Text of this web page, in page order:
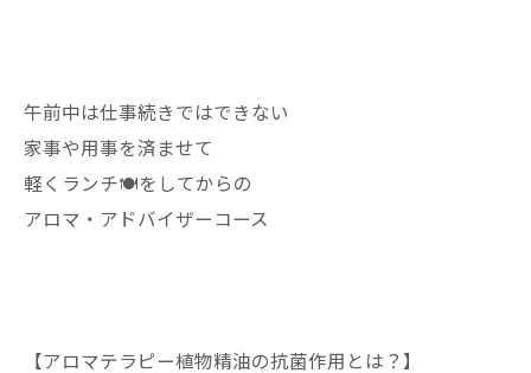
午前中は仕事続きではできない
家事や用事を済ませて
軽くランチ🍽️をしてからの
アロマ・アドバイザーコース
【アロマテラピー植物精油の抗菌作用とは？】